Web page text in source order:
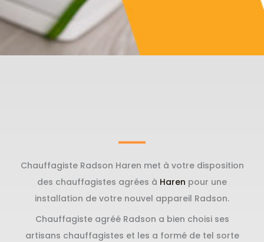
Chauffagiste Radson Haren met à votre disposition
des chauffagistes agrées à Haren pour une
installation de votre nouvel appareil Radson.
Chauffagiste agréé Radson a bien choisi ses
artisans chauffagistes et les a formé de tel sorte